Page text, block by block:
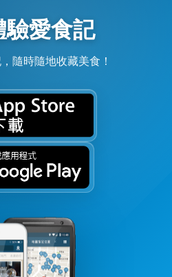
驗愛食記
隨時隨地收藏美食！